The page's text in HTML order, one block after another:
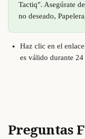
Tactiq". Asegúrate
no deseado,
Haz clic en el
es válido durante 24
Preguntas